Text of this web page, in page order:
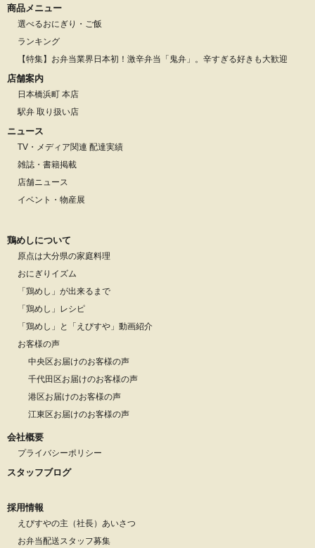
商品メニュー
選べるおにぎり・ご飯
ランキング
【特集】お弁当業界日本初！激辛弁当「鬼弁」。辛すぎる好きも大歓迎
店舗案内
日本橋浜町 本店
駅弁 取り扱い店
ニュース
TV・メディア関連 配達実績
雑誌・書籍掲載
店舗ニュース
イベント・物産展
鶏めしについて
原点は大分県の家庭料理
おにぎりイズム
「鶏めし」が出来るまで
「鶏めし」レシピ
「鶏めし」と「えびすや」動画紹介
お客様の声
中央区お届けのお客様の声
千代田区お届けのお客様の声
港区お届けのお客様の声
江東区お届けのお客様の声
会社概要
プライバシーポリシー
スタッフブログ
採用情報
えびすやの主（社長）あいさつ
お弁当配送スタッフ募集